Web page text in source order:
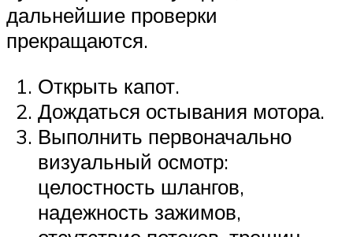
дальнейшие проверки
прекращаются.
Открыть капот.
Дождаться остывания мотора.
Выполнить первоначально
визуальный осмотр:
целостность шлангов,
надежность зажимов,